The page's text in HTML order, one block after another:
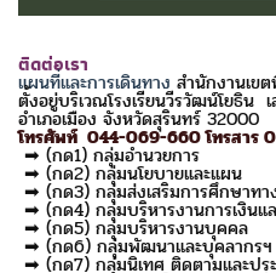
ติดต่อเรา
แผนที่และการเดินทางสำนักงานเข
ตั้งอยู่บริเวณโรงเรียนวีรวัฒน์โยธิน
อำเภอเมือง จังหวัดสุรินทร์ 32000
โทรศัพท์ 044-069-660 โทรสาร
➡ (กด1) กลุ่มอำนวยการ
➡ (กด2) กลุ่มนโยบายและแผน
➡ (กด3) กลุ่มส่งเสริมการศึกษาทา
➡ (กด4) กลุ่มบริหารงานการเงินแ
➡ (กด5) กลุ่มบริหารงานบุคคล
➡ (กด6) กลุ่มพัฒนาและบุคลากรฯ
➡ (กด7) กลุ่มนิเทศ ติดตามและปร